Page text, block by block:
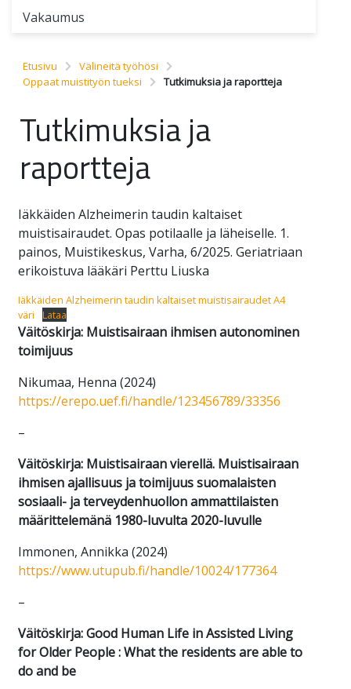
Vakaumus
Etusivu
Välineitä työhösi
Oppaat muistityön tueksi
Tutkimuksia ja raportteja
Tutkimuksia ja
raportteja
Iäkkäiden Alzheimerin taudin kaltaiset
muistisairaudet. Opas potilaalle ja läheiselle. 1.
painos, Muistikeskus, Varha, 6/2025. Geriatriaan
erikoistuva lääkäri Perttu Liuska
Iäkkäiden Alzheimerin taudin kaltaiset muistisairaudet A4
väri
Lataa
Väitöskirja: Muistisairaan ihmisen autonominen
toimijuus
Nikumaa, Henna (2024)
https://erepo.uef.fi/handle/123456789/33356
–
Väitöskirja: Muistisairaan vierellä. Muistisairaan
ihmisen ajallisuus ja toimijuus suomalaisten
sosiaali- ja terveydenhuollon ammattilaisten
määrittelemänä 1980-luvulta 2020-luvulle
Immonen, Annikka (2024)
https://www.utupub.fi/handle/10024/177364
–
Väitöskirja: Good Human Life in Assisted Living
for Older People : What the residents are able to
do and be